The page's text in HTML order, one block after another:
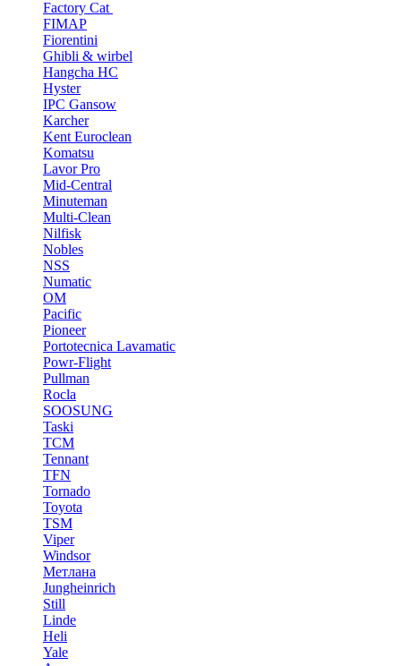
Factory Cat
FIMAP
Fiorentini
Ghibli & wirbel
Hangcha HC
Hyster
IPC Gansow
Karcher
Kent Euroclean
Komatsu
Lavor Pro
Mid-Central
Minuteman
Multi-Clean
Nilfisk
Nobles
NSS
Numatic
OM
Pacific
Pioneer
Portotecnica Lavamatic
Powr-Flight
Pullman
Rocla
SOOSUNG
Taski
TCM
Tennant
TFN
Tornado
Toyota
TSM
Viper
Windsor
Метлана
Jungheinrich
Still
Linde
Heli
Yale